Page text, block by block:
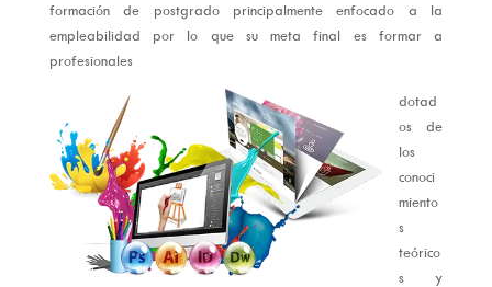
formación de postgrado principalmente enfocado a la
empleabilidad por lo que su meta final es formar a
profesionales
dotad
os de
los
conoci
miento
s
teórico
s y